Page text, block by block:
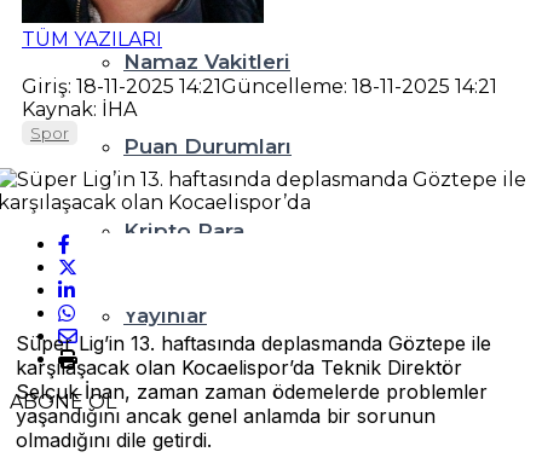
Namaz Vakitleri
Puan Durumları
Kripto Para
Yayınlar
TÜM YAZILARI
Giriş: 18-11-2025 14:21Güncelleme: 18-11-2025 14:21
Kaynak: İHA
Spor
ABONE OL
Süper Lig’in 13. haftasında deplasmanda Göztepe ile
karşılaşacak olan Kocaelispor’da Teknik Direktör
Selçuk İnan, zaman zaman ödemelerde problemler
yaşandığını ancak genel anlamda bir sorunun
olmadığını dile getirdi.